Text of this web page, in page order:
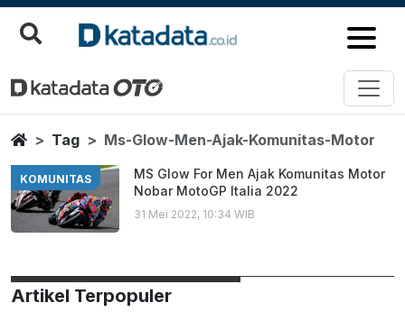
Ms Glow Men Ajak Komunitas
Berita Terbaru
HomeTag Ms-Glow-Men-Ajak-Komunitas-Motor
KOMUNITAS
MS Glow For Men Ajak Komunitas Motor
Nobar MotoGP Italia 2022
31 Mei 2022, 10:34 WIB
Artikel Terpopuler